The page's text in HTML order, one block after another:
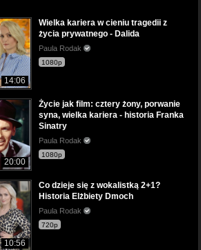
14:06
Wielka kariera w cieniu tragedii z
życia prywatnego - Dalida
Paula Rodak
1080p
20:00
Życie jak film: cztery żony, porwanie
syna, wielka kariera - historia Franka
Sinatry
Paula Rodak
1080p
10:56
Co dzieje się z wokalistką 2+1?
Historia Elżbiety Dmoch
Paula Rodak
720p